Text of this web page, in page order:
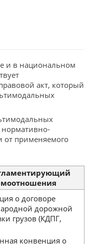
и в национальном
акт, который
нормативно-
от применяемого
о договоре
дорожной
грузов (КДПГ,
конвенция о